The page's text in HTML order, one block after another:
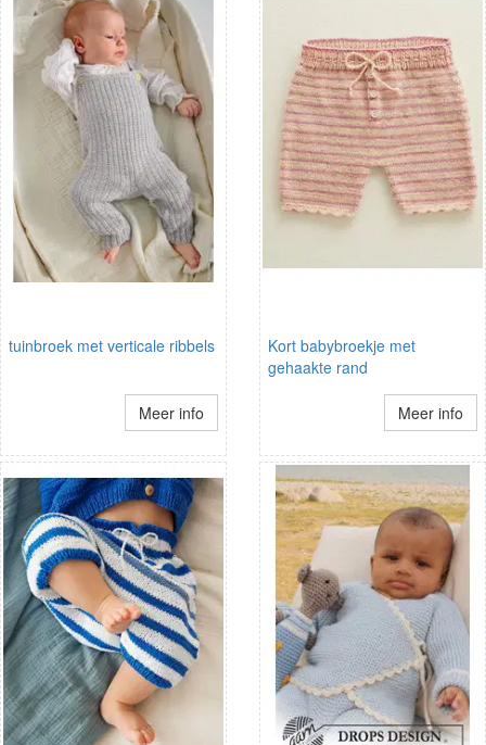
tuinbroek met verticale ribbels
Meer info
Kort babybroekje met
gehaakte rand
Meer info